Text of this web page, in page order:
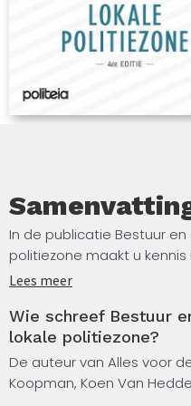
In de publicatie Bestuur
politiezone maakt u
politiezone. Deze
haar taken precies zijn.
toe wanneer politiezones
de verantwoordelijkheid is
Lees meer
Wie schreef Bestuur
lokale politiezone?
De auteur van Alles voor
Koopman, Koen Van